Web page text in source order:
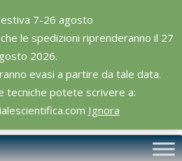
estiva 7-26 agosto
le spedizioni riprenderanno il 27
2026.
evasi a partire da tale data.
tecniche potete scrivere a:
Ignora